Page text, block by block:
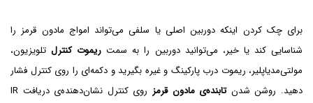
برای چک کردن اینکه دوربین اصلی یا سلفی می‌تواند امواج مادون قرمز را
شناسایی کند یا خیر، می‌توانید دوربین را به سمت ریموت کنترلتلویزیون،
مولتی‌مدیاپلیر، ریموت درب پارکینگ و غیره بگیرید و دکمه‌ای را روی کنترل فشار
دهید. روشن شدنتابنده‌ی مادون قرمز
روی کنترل نشان‌دهنده‌ی دریافت IR